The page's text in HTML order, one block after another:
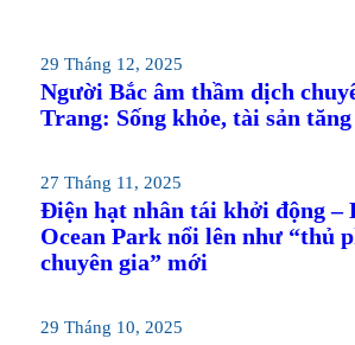
29 Tháng 12, 2025
Người Bắc âm thầm dịch
Trang: Sống khỏe, tài sản tăng
27 Tháng 11, 2025
Điện hạt nhân tái khởi động –
Ocean Park nổi lên như “thủ
chuyên gia” mới
29 Tháng 10, 2025